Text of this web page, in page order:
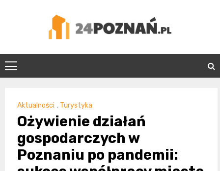
24Poznań.pl
Aktualności , Turystyka
Ożywienie działań
gospodarczych w
Poznaniu po pandemii: